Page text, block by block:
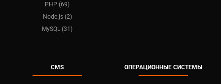
PHP (69)
Node.js (2)
MySQL (31)
CMS ОПЕРАЦИОННЫЕ СИСТЕМЫ